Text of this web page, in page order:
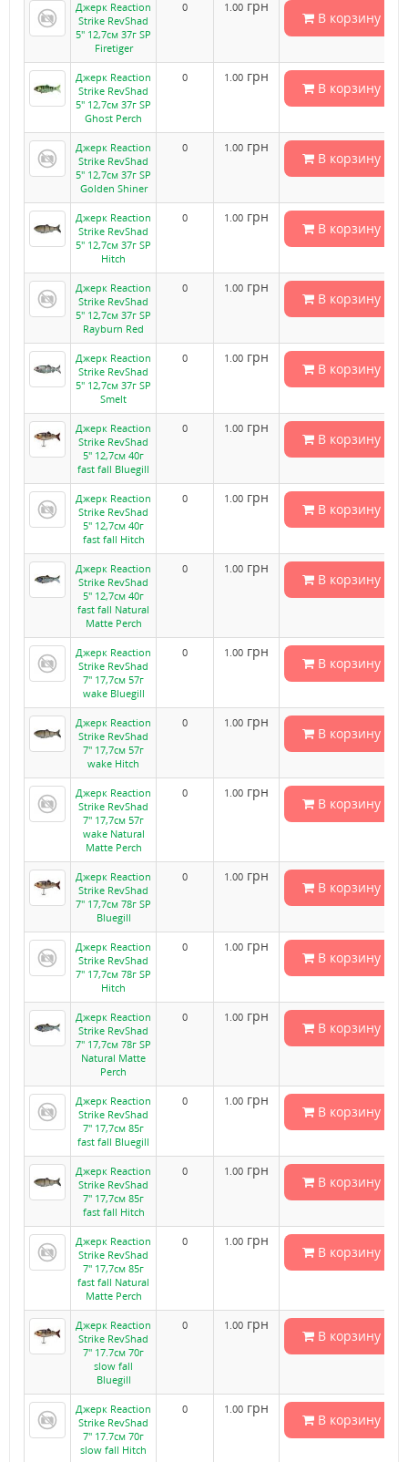
Джерк Reaction
Strike RevShad
5" 12,7см 37г SP
Firetiger
0 1.00 грн
В корзину
Джерк Reaction
Strike RevShad
5" 12,7см 37г SP
Ghost Perch
0 1.00 грн
В корзину
Джерк Reaction
Strike RevShad
5" 12,7см 37г SP
Golden Shiner
0 1.00 грн
В корзину
Джерк Reaction
Strike RevShad
5" 12,7см 37г SP
Hitch
0 1.00 грн
В корзину
Джерк Reaction
Strike RevShad
5" 12,7см 37г SP
Rayburn Red
0 1.00 грн
В корзину
Джерк Reaction
Strike RevShad
5" 12,7см 37г SP
Smelt
0 1.00 грн
В корзину
Джерк Reaction
Strike RevShad
5" 12,7см 40г
fast fall Bluegill
0 1.00 грн
В корзину
Джерк Reaction
Strike RevShad
5" 12,7см 40г
fast fall Hitch
0 1.00 грн
В корзину
Джерк Reaction
Strike RevShad
5" 12,7см 40г
fast fall Natural
Matte Perch
0 1.00 грн
В корзину
Джерк Reaction
Strike RevShad
7" 17,7см 57г
wake Bluegill
0 1.00 грн
В корзину
Джерк Reaction
Strike RevShad
7" 17,7см 57г
wake Hitch
0 1.00 грн
В корзину
Джерк Reaction
Strike RevShad
7" 17,7см 57г
wake Natural
Matte Perch
0 1.00 грн
В корзину
Джерк Reaction
Strike RevShad
7" 17,7см 78г SP
Bluegill
0 1.00 грн
В корзину
Джерк Reaction
Strike RevShad
7" 17,7см 78г SP
Hitch
0 1.00 грн
В корзину
Джерк Reaction
Strike RevShad
7" 17,7см 78г SP
Natural Matte
Perch
0 1.00 грн
В корзину
Джерк Reaction
Strike RevShad
7" 17,7см 85г
fast fall Bluegill
0 1.00 грн
В корзину
Джерк Reaction
Strike RevShad
7" 17,7см 85г
fast fall Hitch
0 1.00 грн
В корзину
Джерк Reaction
Strike RevShad
7" 17,7см 85г
fast fall Natural
Matte Perch
0 1.00 грн
В корзину
Джерк Reaction
Strike RevShad
7" 17.7см 70г
slow fall
Bluegill
0 1.00 грн
В корзину
Джерк Reaction
Strike RevShad
7" 17.7см 70г
slow fall Hitch
0 1.00 грн
В корзину